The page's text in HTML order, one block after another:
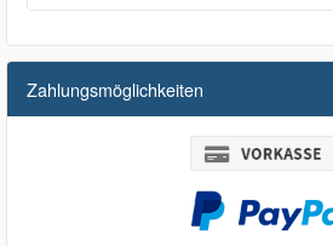
Zahlungsmöglichkeiten